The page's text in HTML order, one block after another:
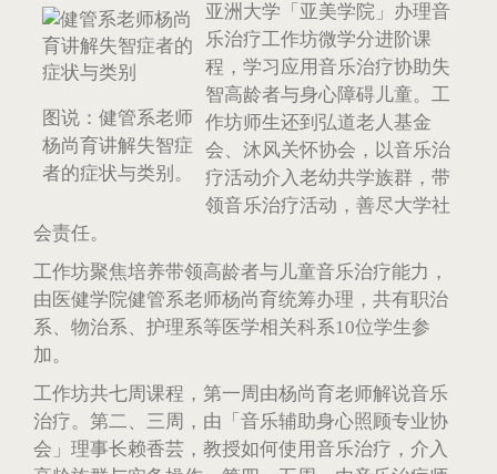
图说：健管系老师
杨尚育讲解失智症
者的症状与类别。
亚洲大学「亚美学院」办理音
乐治疗工作坊微学分进阶课
程，学习应用音乐治疗协助失
智高龄者与身心障碍儿童。工
作坊师生还到弘道老人基金
会、沐风关怀协会，以音乐治
疗活动介入老幼共学族群，带
领音乐治疗活动，善尽大学社
会责任。
工作坊聚焦培养带领高龄者与儿童音乐治疗能力，
由医健学院健管系老师杨尚育统筹办理，共有职治
系、物治系、护理系等医学相关科系10位学生参
加。
工作坊共七周课程，第一周由杨尚育老师解说音乐
治疗。第二、三周，由「音乐辅助身心照顾专业协
会」理事长赖香芸，教授如何使用音乐治疗，介入